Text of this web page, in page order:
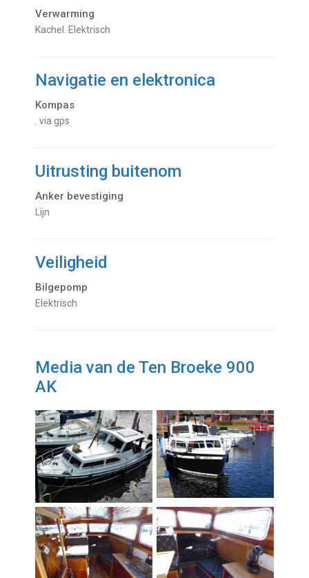
Verwarming
kachel. Elektrisch
Navigatie en elektronica
Kompas
. via gps
Uitrusting buitenom
Anker bevestiging
Lijn
Veiligheid
Bilgepomp
Elektrisch
Media van de Ten Broeke 900
AK